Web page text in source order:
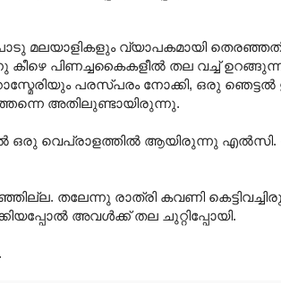
മലയാളികളും വ്യാപകമായി
കീഴെ പിണച്ചകൈകളീൽ തല വച്ച്
പരസ്പരം നോക്കി, ഒരു
അതിലുണ്ടായിരുന്നു.
വെപ്രാളത്തിൽ ആയിരുന്നു എൽസി.
തലേന്നു രാത്രി കവണി
അവൾക്ക് തല ചുറ്റിപ്പോയി.